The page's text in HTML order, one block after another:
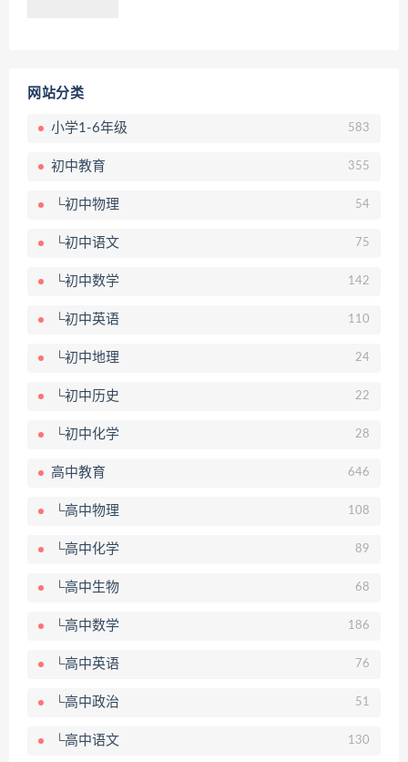
网站分类
小学1-6年级 583
初中教育 355
└初中物理 54
└初中语文 75
└初中数学 142
└初中英语 110
└初中地理 24
└初中历史 22
└初中化学 28
高中教育 646
└高中物理 108
└高中化学 89
└高中生物 68
└高中数学 186
└高中英语 76
└高中政治 51
└高中语文 130